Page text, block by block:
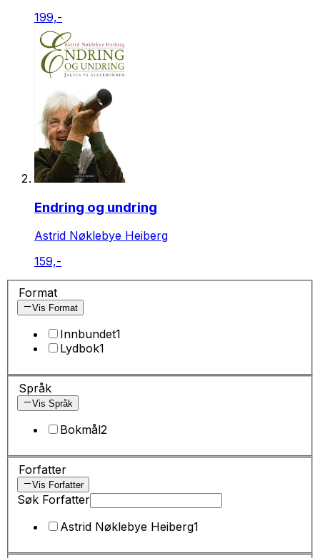
199,-
Endring og undring
Astrid Nøklebye Heiberg
159,-
Format
Vis Format
Innbundet1
Lydbok1
Språk
Vis Språk
Bokmål2
Forfatter
Vis Forfatter
Søk Forfatter
Astrid Nøklebye Heiberg1